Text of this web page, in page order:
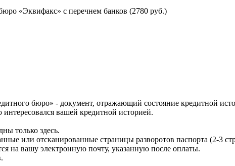
«Эквифакс» с перечнем банков (2780 руб.)
бюро» - документ, отражающий состояние кредитной
вашей кредитной историей.
только здесь.
или отсканированные страницы разворотов паспорта (2-3
на вашу электронную почту, указанную после оплаты.